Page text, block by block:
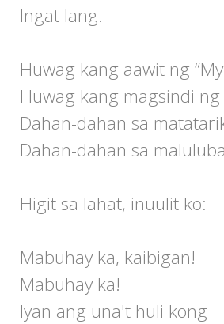
Ingat lang.
Huwag kang aawit ng
Huwag kang magsindi
Dahan-dahan sa
Dahan-dahan sa
Higit sa lahat, inuulit ko:
Mabuhay ka, kaibigan!
Mabuhay ka!
Iyan ang una't huli kong